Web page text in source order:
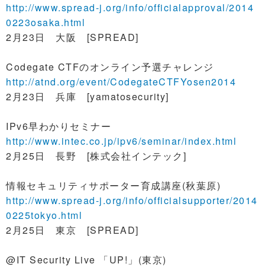
http://www.spread-j.org/info/officialapproval/2014
0223osaka.html
2月23日 大阪 [SPREAD]
Codegate CTFのオンライン予選チャレンジ
http://atnd.org/event/CodegateCTFYosen2014
2月23日 兵庫 [yamatosecurity]
IPv6早わかりセミナー
http://www.intec.co.jp/ipv6/seminar/index.html
2月25日 長野 [株式会社インテック]
情報セキュリティサポーター育成講座(秋葉原)
http://www.spread-j.org/info/officialsupporter/2014
0225tokyo.html
2月25日 東京 [SPREAD]
@IT Security Live 「UP!」(東京)